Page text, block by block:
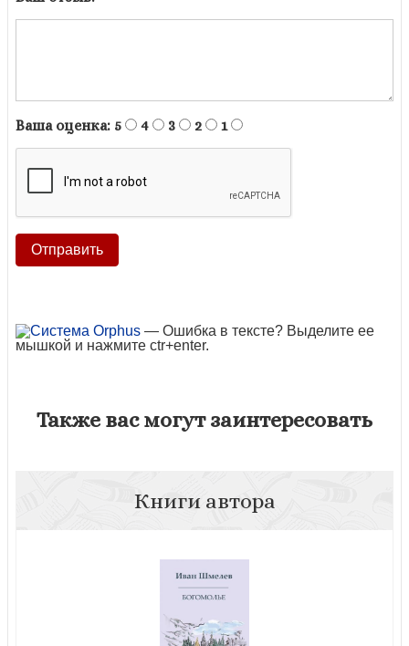
Ваша оценка: 5 4 3 2 1
— Ошибка в тексте? Выделите ее
мышкой и нажмите ctr+enter.
Также вас могут заинтересовать
Книги автора